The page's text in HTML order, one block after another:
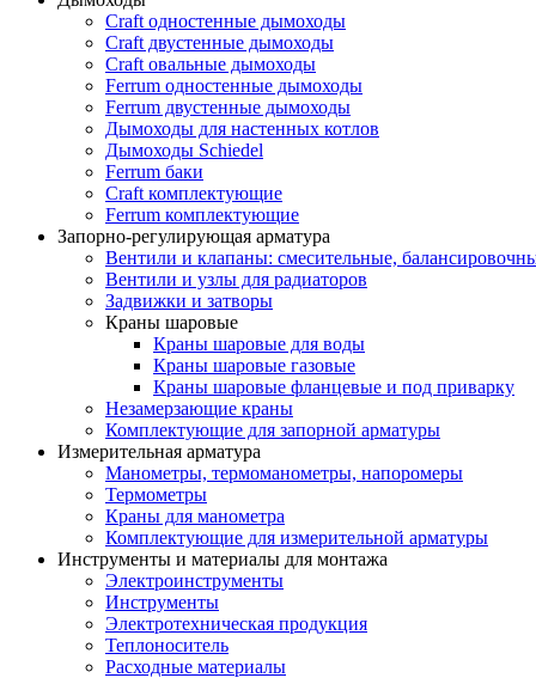
Craft одностенные дымоходы
Craft двустенные дымоходы
Craft овальные дымоходы
Ferrum одностенные дымоходы
Ferrum двустенные дымоходы
Дымоходы для настенных котлов
Дымоходы Schiedel
Ferrum баки
Craft комплектующие
Ferrum комплектующие
Запорно-регулирующая арматура
Вентили и клапаны: смесительные,
Вентили и узлы для радиаторов
Задвижки и затворы
Краны шаровые
Краны шаровые для воды
Краны шаровые газовые
Краны шаровые фланцевые и под приварку
Незамерзающие краны
Комплектующие для запорной арматуры
Измерительная арматура
Манометры, термоманометры, напоромеры
Термометры
Краны для манометра
Комплектующие для измерительной арматуры
Инструменты и материалы для монтажа
Электроинструменты
Инструменты
Электротехническая продукция
Теплоноситель
Расходные материалы